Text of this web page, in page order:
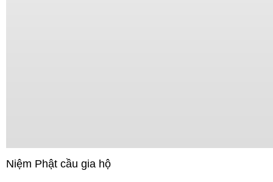
Niệm Phật cầu gia hộ